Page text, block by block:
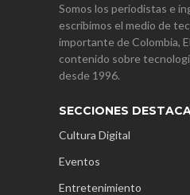
Somos los periodistas e
escribimos el medio de
importante de Colombia,
contenido sobre
desde 1996.
SECCIONES
Cultura Digital
Eventos
Entretenimiento